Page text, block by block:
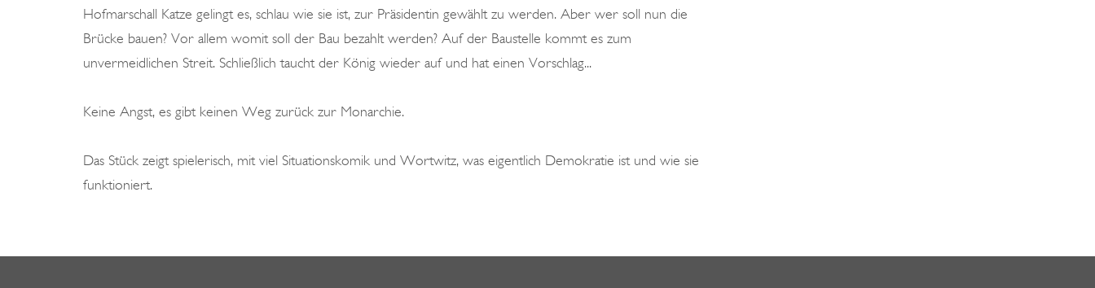
Hofmarschall Katze gelingt es, schlau wie sie ist, zur Präsidentin gewählt zu werden. Aber wer soll nun die
Brücke bauen? Vor allem womit soll der Bau bezahlt werden? Auf der Baustelle kommt es zum
unvermeidlichen Streit. Schließlich taucht der König wieder auf und hat einen Vorschlag...
Keine Angst, es gibt keinen Weg zurück zur Monarchie.
Das Stück zeigt spielerisch, mit viel Situationskomik und Wortwitz, was eigentlich Demokratie ist und wie sie
funktioniert.